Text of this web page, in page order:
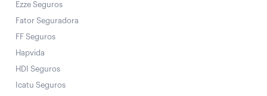
Ezze Seguros
Fator Seguradora
FF Seguros
Hapvida
HDI Seguros
Icatu Seguros